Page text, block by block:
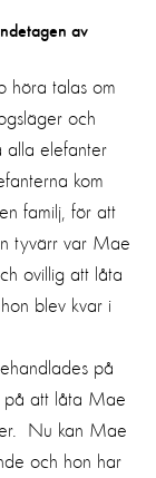
höra talas om
och
alla elefanter
kom
familj, för att
tyvärr var Mae
ovillig att låta
blev kvar i
på
på att låta Mae
Nu kan Mae
och hon har